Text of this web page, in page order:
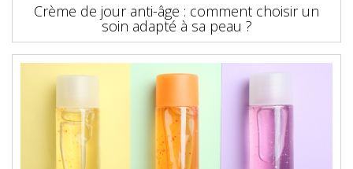
Crème de jour anti-âge : comment choisir un
soin adapté à sa peau ?